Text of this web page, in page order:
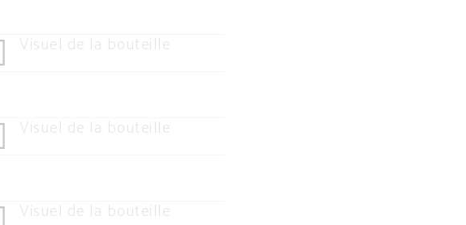
Visuel de la bouteille
Visuel de la bouteille
Visuel de la bouteille